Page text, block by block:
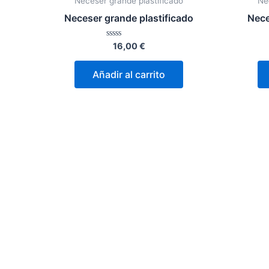
Neceser grande plastificado
Valorado
0
5
16,00€
Añadir al carrito